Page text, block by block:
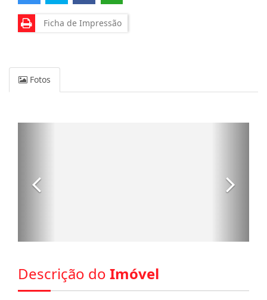
Ficha de Impressão
Fotos
Descrição do Imóvel